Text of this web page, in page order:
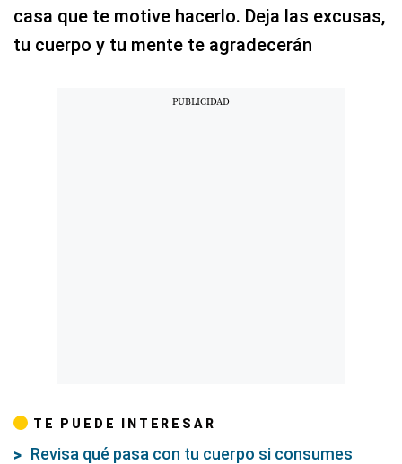
casa que te motive hacerlo. Deja las excusas,
tu cuerpo y tu mente te agradecerán
TE PUEDE INTERESAR
Revisa qué pasa con tu cuerpo si consumes